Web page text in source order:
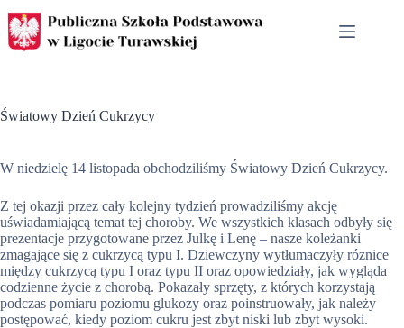
do
treści
Światowy Dzień Cukrzycy
W niedzielę 14 listopada obchodziliśmy Światowy Dzień Cukrzycy.
Z tej okazji przez cały kolejny tydzień prowadziliśmy akcję
uświadamiającą temat tej choroby. We wszystkich klasach odbyły się
prezentacje przygotowane przez Julkę i Lenę – nasze koleżanki
zmagające się z cukrzycą typu I. Dziewczyny wytłumaczyły róznice
między cukrzycą typu I oraz typu II oraz opowiedziały, jak wygląda
codzienne życie z chorobą. Pokazały sprzęty, z których korzystają
podczas pomiaru poziomu glukozy oraz poinstruowały, jak należy
postępować, kiedy poziom cukru jest zbyt niski lub zbyt wysoki.